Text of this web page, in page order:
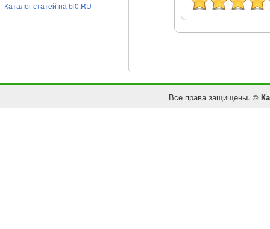
Каталог статей на bi0.RU
Все права защищены. ©